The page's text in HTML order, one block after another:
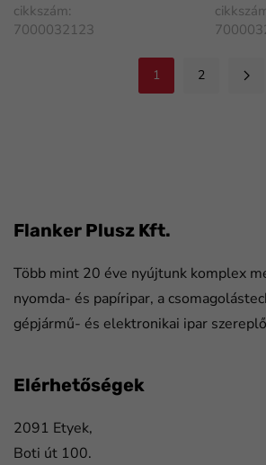
cikkszám:
7000032123
1 2
Flanker Plusz Kft.
Több mint 20 éve nyújtunk komplex
nyomda- és papíripar, a
gépjármű- és elektronikai ipar
Elérhetőségek
2091 Etyek,
Boti út 100.